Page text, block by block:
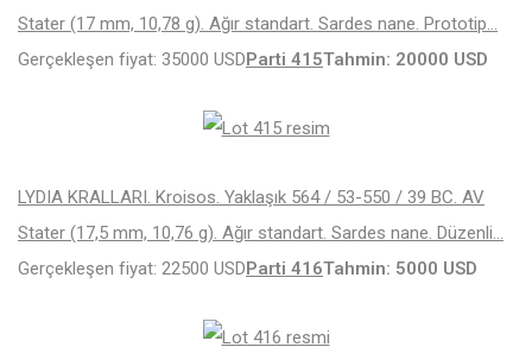
Stater (17 mm, 10,78 g). Ağır standart. Sardes nane. Prototip…
Gerçekleşen fiyat: 35000 USDParti 415Tahmin: 20000 USD
LYDIA KRALLARI. Kroisos. Yaklaşık 564 / 53-550 / 39 BC. AV
Stater (17,5 mm, 10,76 g). Ağır standart. Sardes nane. Düzenli…
Gerçekleşen fiyat: 22500 USDParti 416Tahmin: 5000 USD